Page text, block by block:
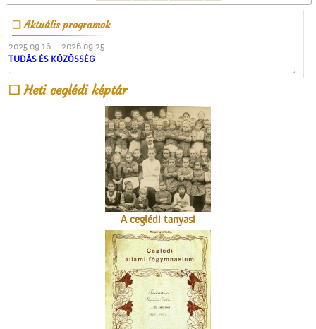
Aktuális programok
2025.09.16. - 2026.09.25.
TUDÁS ÉS KÖZÖSSÉG
Heti ceglédi képtárSe nem Kossuth, se nem
Arany…
A ceglédi tanyasi
tanítókról